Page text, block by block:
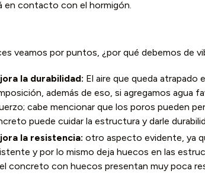
en contacto con el hormigón.
veamos por puntos, ¿por qué debemos de
la durabilidad: El aire que queda
además de eso, si agregamos agua
cabe mencionar que los poros pueden
puede cuidar la estructura y darle
la resistencia: otro aspecto evidente, ya
y por lo mismo deja huecos en las
concreto con huecos presentan muy poca